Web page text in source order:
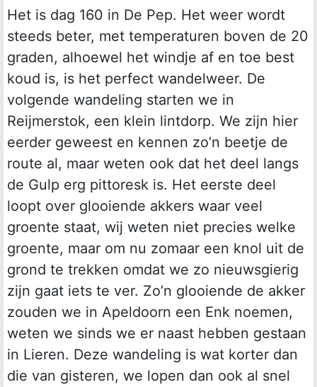
Het is dag 160 in De Pep. Het weer wordt
steeds beter, met temperaturen boven de 20
graden, alhoewel het windje af en toe best
koud is, is het perfect wandelweer. De
volgende wandeling starten we in
Reijmerstok, een klein lintdorp. We zijn hier
eerder geweest en kennen zo’n beetje de
route al, maar weten ook dat het deel langs
de Gulp erg pittoresk is. Het eerste deel
loopt over glooiende akkers waar veel
groente staat, wij weten niet precies welke
groente, maar om nu zomaar een knol uit de
grond te trekken omdat we zo nieuwsgierig
zijn gaat iets te ver. Zo’n glooiende de akker
zouden we in Apeldoorn een Enk noemen,
weten we sinds we er naast hebben gestaan
in Lieren. Deze wandeling is wat korter dan
die van gisteren, we lopen dan ook al snel